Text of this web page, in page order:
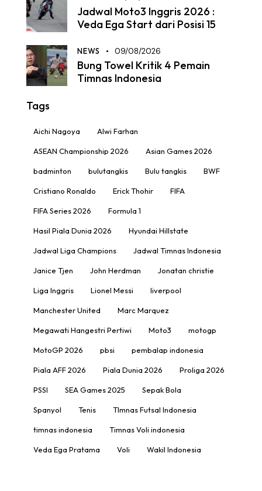
Jadwal Moto3 Inggris 2026 :
Veda Ega Start dari Posisi 15
NEWS 09/08/2026
Bung Towel Kritik 4 Pemain
Timnas Indonesia
Tags
Aichi Nagoya Alwi Farhan
ASEAN Championship 2026 Asian Games 2026
badminton bulutangkis Bulu tangkis BWF
Cristiano Ronaldo Erick Thohir FIFA
FIFA Series 2026 Formula 1
Hasil Piala Dunia 2026 Hyundai Hillstate
Jadwal Liga Champions Jadwal Timnas Indonesia
Janice Tjen John Herdman Jonatan christie
Liga Inggris Lionel Messi liverpool
Manchester United Marc Marquez
Megawati Hangestri Pertiwi Moto3 motogp
MotoGP 2026 pbsi pembalap indonesia
Piala AFF 2026 Piala Dunia 2026 Proliga 2026
PSSI SEA Games 2025 Sepak Bola
Spanyol Tenis TImnas Futsal Indonesia
timnas indonesia Timnas Voli indonesia
Veda Ega Pratama Voli Wakil Indonesia